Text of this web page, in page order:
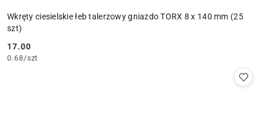
Wkręty ciesielskie łeb talerzowy gniazdo TORX 8 x 140 mm (25
szt)
Cena:
17.00
0.68/szt